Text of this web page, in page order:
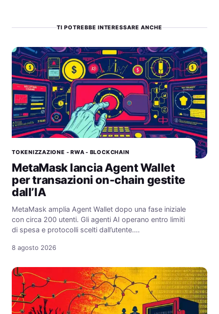
TI POTREBBE INTERESSARE ANCHE
TOKENIZZAZIONE - RWA - BLOCKCHAIN
MetaMask lancia Agent Wallet
per transazioni on-chain gestite
dall’IA
MetaMask amplia Agent Wallet dopo una fase iniziale
con circa 200 utenti. Gli agenti AI operano entro limiti
di spesa e protocolli scelti dall’utente.…
8 agosto 2026